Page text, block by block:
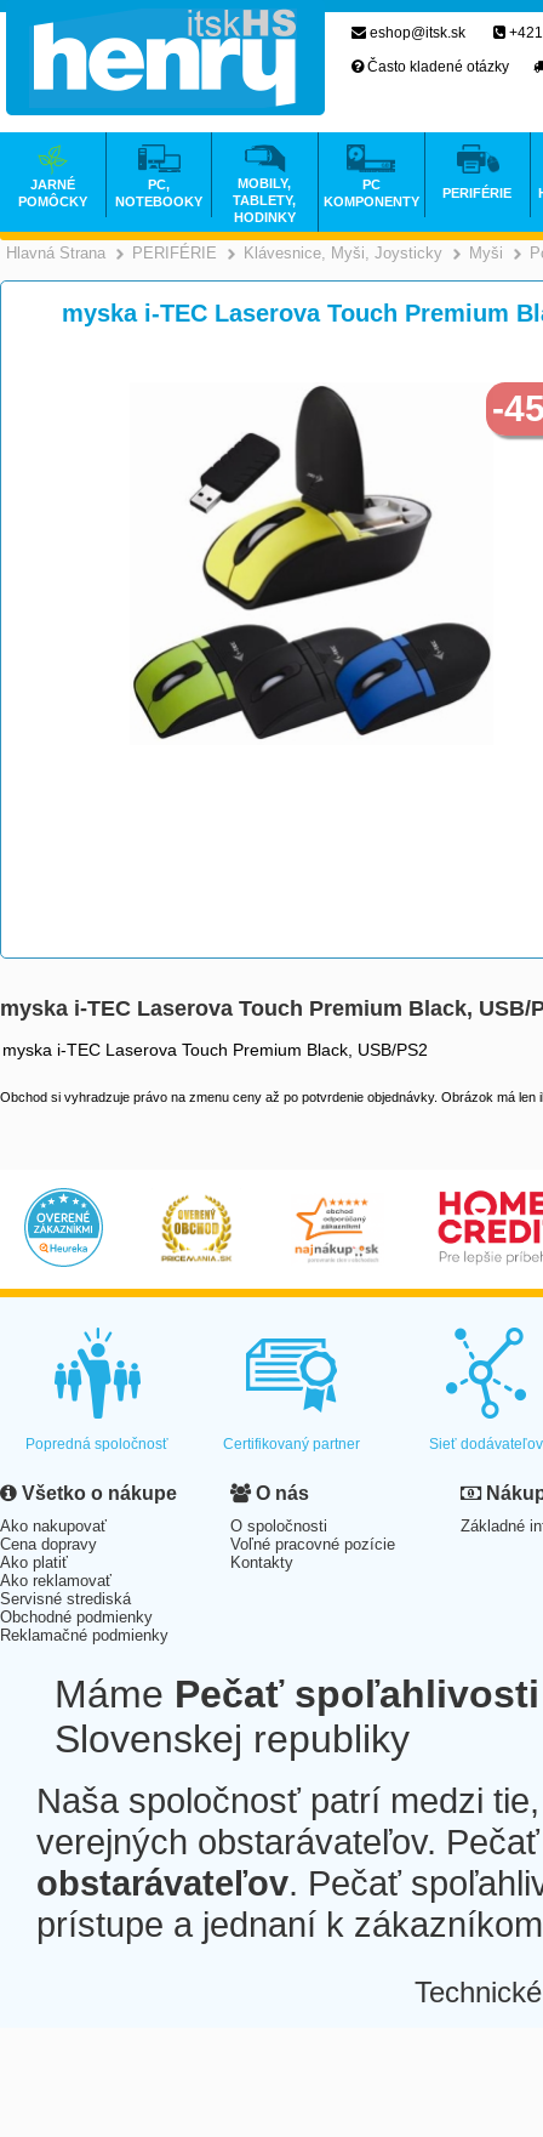
Hlavná Strana >
PERIFÉRIE >
Klávesnice, Myši, Joysticky Myši
myska i-TEC Laserova Touch Premium
-
myska i-TEC Laserova Touch Premium Black, USB/
myska i-TEC Laserova Touch Premium Black, USB/PS2
Obchod si vyhradzuje právo na zmenu ceny až po potvrdenie objednávky. Obrázok má len
eshop@itsk.sk
Často kladené otázky
JARNÉ
POMÔCKY
PC,
NOTEBOOKY
MOBILY,
TABLETY,
HODINKY
PC
KOMPONENTY
PERIFÉRIE
Popredná spoločnosť Certifikovaný partner Sieť dodávateľov
Všetko o nákupe
Ako nakupovať
Cena dopravy
Ako platiť
Ako reklamovať
Servisné strediská
Obchodné podmienky
Reklamačné podmienky
O nás
O spoločnosti
Voľné pracovné pozície
Kontakty
Základné
Máme Pečať spoľahlivosti
Slovenskej republiky
Naša spoločnosť patrí medzi
verejných obstarávateľov.
obstarávateľov. Pečať
prístupe a jednaní k